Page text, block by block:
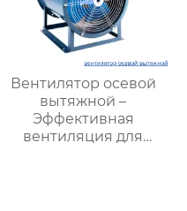
Вентилятор осевой
вытяжной –
Эффективная
вентиляция для